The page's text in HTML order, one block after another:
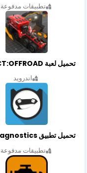
تطبيقات مدفوعة
اندرويد
تطبيقات مدفوعة